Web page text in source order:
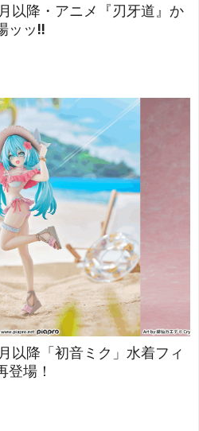
以降・アニメ『刃牙道』か
ッッ!!
以降「初音ミク」水着フィ
登場！